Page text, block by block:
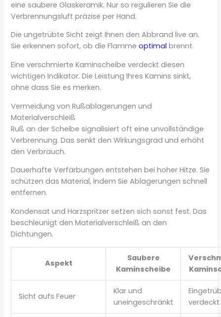
eine saubere Glaskeramik. Nur so regulieren Sie die
Verbrennungsluft präzise per Hand.
Die ungetrübte Sicht zeigt Ihnen den Abbrand live an.
Sie erkennen sofort, ob die Flammeoptimal brennt.
Eine verschmierte Kaminscheibe verdeckt diesen
wichtigen Indikator. Die Leistung Ihres Kamins sinkt,
ohne dass Sie es merken.
Vermeidung von Rußablagerungen und
Materialverschleiß
Ruß an der Scheibe signalisiert oft eine unvollständige
Verbrennung. Das senkt den Wirkungsgrad und erhöht
den Verbrauch.
Dauerhafte Verfärbungen entstehen bei hoher Hitze. Sie
schützen das Material, indem Sie Ablagerungen schnell
entfernen.
Kondensat und Harzspritzer setzen sich sonst fest. Das
beschleunigt den Materialverschleiß an den
Dichtungen.
Aspekt
Saubere
Kaminscheibe
Sicht aufs Feuer
Klar und
uneingeschränkt
verdeckt